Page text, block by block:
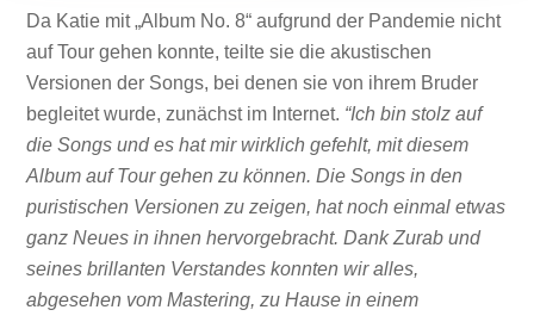
Da Katie mit „Album No. 8“ aufgrund der Pandemie nicht
auf Tour gehen konnte, teilte sie die akustischen
Versionen der Songs, bei denen sie von ihrem Bruder
begleitet wurde, zunächst im Internet. “Ich bin stolz auf
die Songs und es hat mir wirklich gefehlt, mit diesem
Album auf Tour gehen zu können. Die Songs in den
puristischen Versionen zu zeigen, hat noch einmal etwas
ganz Neues in ihnen hervorgebracht. Dank Zurab und
seines brillanten Verstandes konnten wir alles,
abgesehen vom Mastering, zu Hause in einem